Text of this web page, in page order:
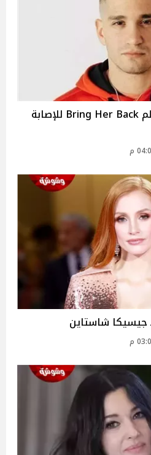
تفاصيل تعرض مخرج فيلم Bring Her Back للإصابة
جيسيكا شاستاين